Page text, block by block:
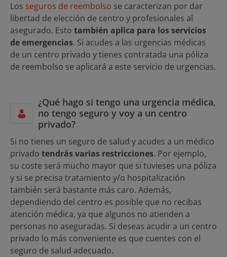
Los seguros de reembolso se caracterizan por dar
libertad de elección de centro y profesionales al
asegurado. Esto también aplica para los servicios
de emergencias. Si acudes a las urgencias médicas
de un centro privado y tienes contratada una póliza
de reembolso se aplicará a este servicio de urgencias.
¿Qué hago si tengo una urgencia médica,
no tengo seguro y voy a un centro
privado?
Si no tienes un seguro de salud y acudes a un médico
privado tendrás varias restricciones. Por ejemplo,
su coste será mucho mayor que si tuvieses una póliza
y si se precisa tratamiento y/o hospitalización
también será bastante más caro. Además,
dependiendo del centro es posible que no recibas
atención médica, ya que algunos no atienden a
personas no aseguradas. Si deseas acudir a un centro
privado lo más conveniente es que cuentes con el
seguro de salud adecuado.